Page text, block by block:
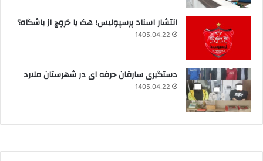
انتشار اسناد پرسپولیس؛ هک یا خروج از باشگاه؟
1405.04.22
دستگیری سارقان حرفه ای در شهرستان ملارد
1405.04.22